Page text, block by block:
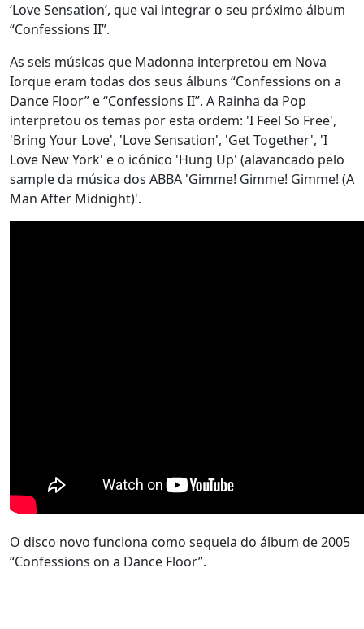
‘Love Sensation’, que vai integrar o seu próximo álbum
“Confessions II”.
As seis músicas que Madonna interpretou em Nova
Iorque eram todas dos seus álbuns “Confessions on a
Dance Floor” e “Confessions II”. A Rainha da Pop
interpretou os temas por esta ordem: 'I Feel So Free',
'Bring Your Love', 'Love Sensation', 'Get Together', 'I
Love New York' e o icónico 'Hung Up' (alavancado pelo
sample da música dos ABBA 'Gimme! Gimme! Gimme! (A
Man After Midnight)'.
O disco novo funciona como sequela do álbum de 2005
“Confessions on a Dance Floor”.